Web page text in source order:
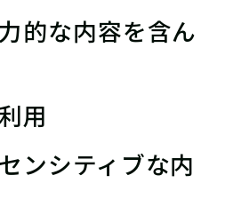
的な内容を含ん
用
ンシティブな内